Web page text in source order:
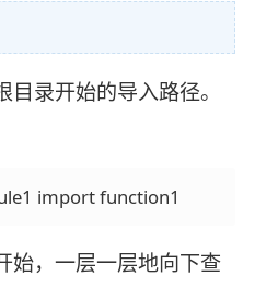
录开始的导入路径。
始，一层一层地向下查